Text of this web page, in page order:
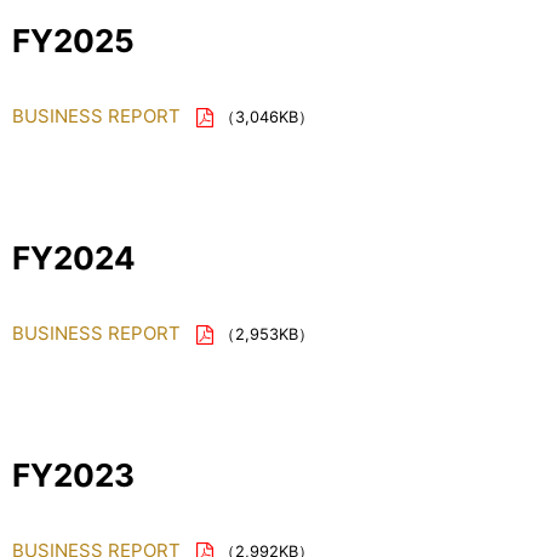
FY2025
BUSINESS REPORT （3,046KB）
FY2024
BUSINESS REPORT （2,953KB）
FY2023
BUSINESS REPORT （2,992KB）